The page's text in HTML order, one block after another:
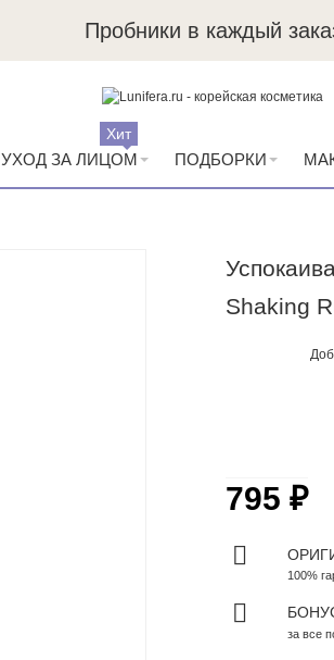
Пробники в каждый
УХОД ЗА ЛИЦОМ
Хит
ПОДБОРКИ
Shaking
795 ₽
100%
за все